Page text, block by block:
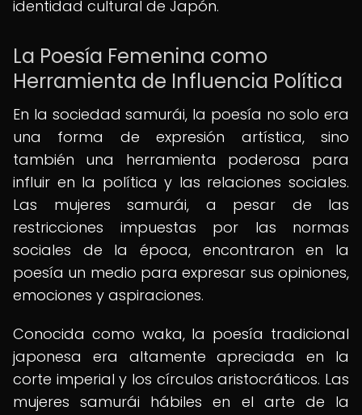
identidad cultural de Japón.
La Poesía Femenina como
Herramienta de Influencia Política
En la sociedad samurái, la poesía no solo era
una forma de expresión artística, sino
también una herramienta poderosa para
influir en la política y las relaciones sociales.
Las mujeres samurái, a pesar de las
restricciones impuestas por las normas
sociales de la época, encontraron en la
poesía un medio para expresar sus opiniones,
emociones y aspiraciones.
Conocida como waka, la poesía tradicional
japonesa era altamente apreciada en la
corte imperial y los círculos aristocráticos. Las
mujeres samurái hábiles en el arte de la